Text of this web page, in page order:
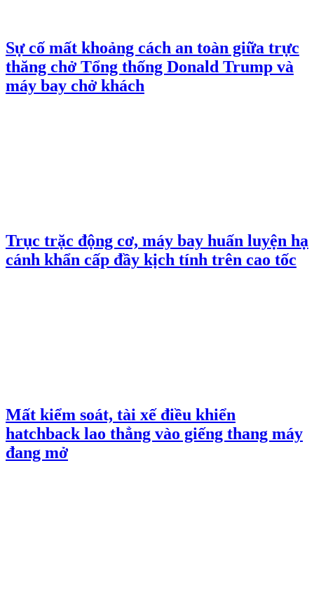
Sự cố mất khoảng cách an toàn giữa trực
thăng chở Tổng thống Donald Trump và
máy bay chở khách
Trục trặc động cơ, máy bay huấn luyện hạ
cánh khẩn cấp đầy kịch tính trên cao tốc
Mất kiểm soát, tài xế điều khiển
hatchback lao thẳng vào giếng thang máy
đang mở